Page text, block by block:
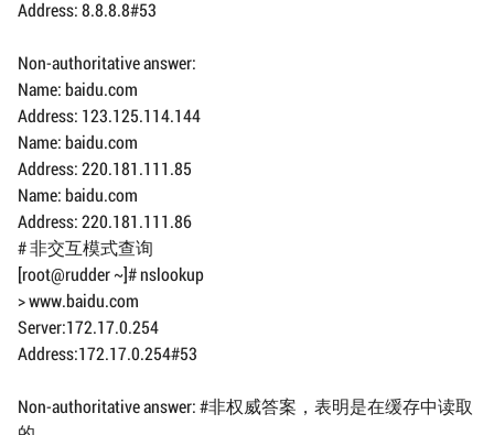
Address: 8.8.8.8#53
Non-authoritative answer:
Name: baidu.com
Address: 123.125.114.144
Name: baidu.com
Address: 220.181.111.85
Name: baidu.com
Address: 220.181.111.86
# 非交互模式查询
[root@rudder ~]# nslookup
> www.baidu.com
Server:172.17.0.254
Address:172.17.0.254#53
Non-authoritative answer: #非权威答案，表明是在缓存中读取